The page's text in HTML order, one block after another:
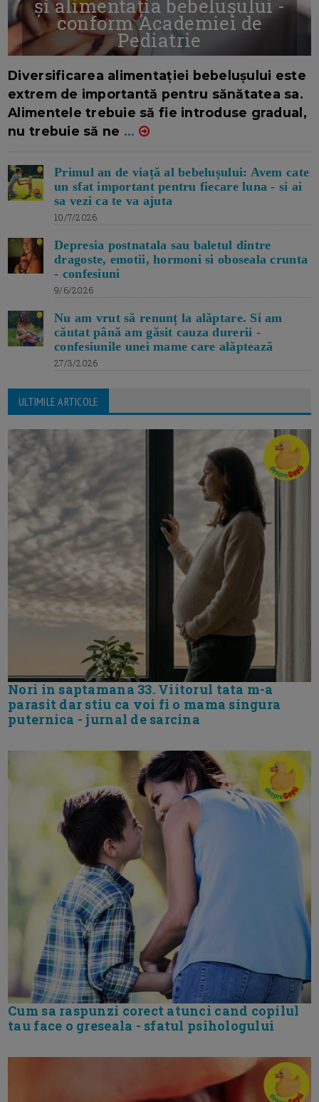
și alimentația bebelușului -
conform Academiei de
Pediatrie
Diversificarea alimentației bebelușului este
extrem de importantă pentru sănătatea sa.
Alimentele trebuie să fie introduse gradual,
nu trebuie să ne ...
Primul an de viață al bebelușului: Avem cate
un sfat important pentru fiecare luna - si ai
sa vezi ca te va ajuta
10/7/2026
Depresia postnatala sau baletul dintre
dragoste, emotii, hormoni si oboseala crunta
- confesiuni
9/6/2026
Nu am vrut să renunț la alăptare. Si am
căutat până am găsit cauza durerii -
confesiunile unei mame care alăptează
27/3/2026
ULTIMILE ARTICOLE
Nori in saptamana 33. Viitorul tata m-a
parasit dar stiu ca voi fi o mama singura
puternica - jurnal de sarcina
Cum sa raspunzi corect atunci cand copilul
tau face o greseala - sfatul psihologului